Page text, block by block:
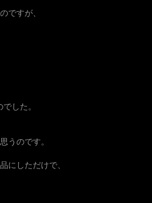
ですが、
した。
うのです。
にしただけで、